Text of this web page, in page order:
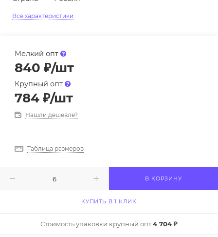
Все характеристики
Мелкий опт
840 ₽/шт
Крупный опт
784 ₽/шт
Нашли дешевле?
Таблица размеров
В КОРЗИНУ
КУПИТЬ В 1 КЛИК
Стоимость упаковки крупный опт4 704 ₽